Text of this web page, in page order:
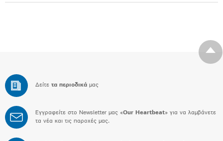
Δείτε τα περιοδικά μας
Εγγραφείτε στο Newsletter μας «Our Heartbeat» για να λαμβάνετε
τα νέα και τις παροχές μας.